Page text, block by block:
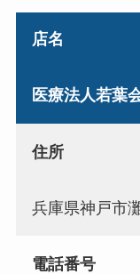
店名
医療法人若葉
住所
兵庫県神戸市
電話番号